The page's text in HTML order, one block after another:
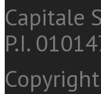
Capitale
P.I.